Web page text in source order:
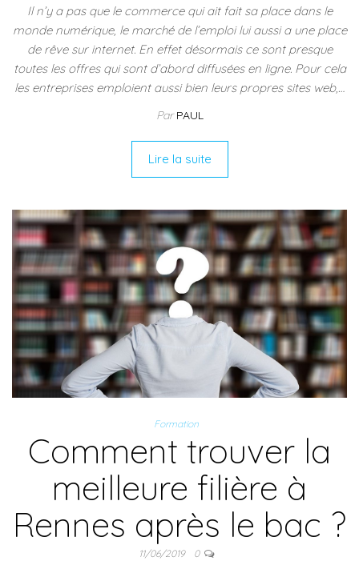
Il n’y a pas que le commerce qui ait fait sa place dans le
monde numérique, le marché de l’emploi lui aussi a une place
de rêve sur internet. En effet désormais ce sont presque
toutes les offres qui sont d’abord diffusées en ligne. Pour cela
les entreprises emploient aussi bien leurs propres sites web,…
ParPAUL
Lire la suite
Formation
Comment trouver la
meilleure filière à
Rennes après le bac ?
11/06/2019 0